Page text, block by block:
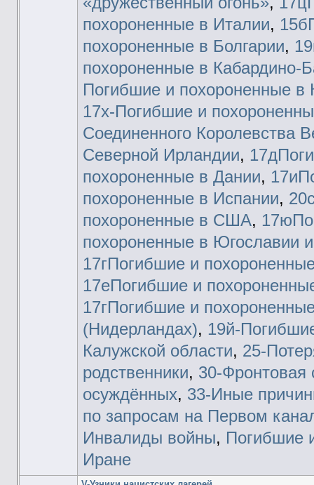
похороненные в Италии,
похороненные в Болгарии,
похороненные в Кабардино-
Погибшие и похороненные в
17х-Погибшие и
Соединенного Королевства
Северной Ирландии,
похороненные в Дании,
похороненные в Испании,
похороненные в США,
похороненные в Югославии
17гПогибшие и
17еПогибшие и
17гПогибшие и
(Нидерландах), 19й-
Калужской области, 25-
родственники, 30-
осуждённых, 33-Иные
по запросам на Первом
Инвалиды войны, Погибшие
Иране